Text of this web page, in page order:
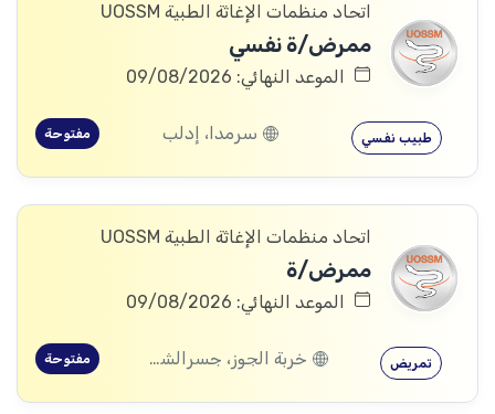
اتحاد منظمات الإغاثة الطبية UOSSM
ممرض/ة نفسي
الموعد النهائي: 09/08/2026
طبيب نفسي سرمدا، إدلب مفتوحة
اتحاد منظمات الإغاثة الطبية UOSSM
ممرض/ة
الموعد النهائي: 09/08/2026
تمريض خربة الجوز، جسرالشغور، إدلب مفتوحة